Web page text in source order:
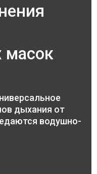
масок
дыхания от
водушно-